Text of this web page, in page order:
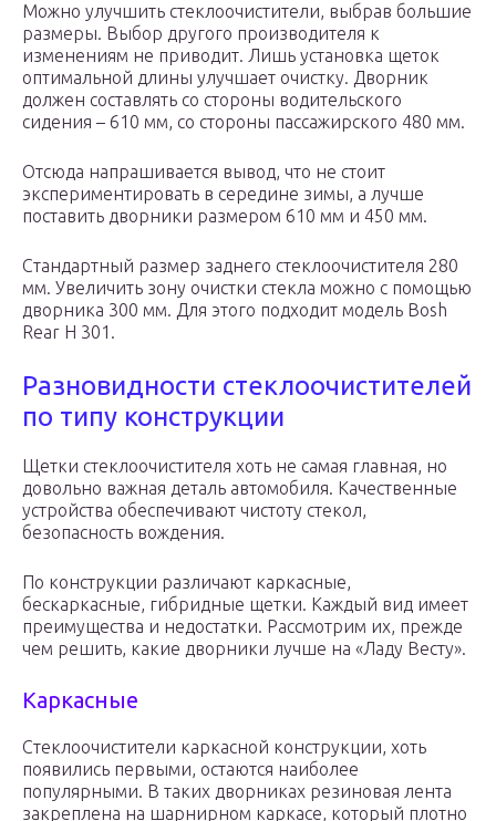
Можно улучшить стеклоочистители, выбрав большие
размеры. Выбор другого производителя к
изменениям не приводит. Лишь установка щеток
оптимальной длины улучшает очистку. Дворник
должен составлять со стороны водительского
сидения – 610 мм, со стороны пассажирского 480 мм.
Отсюда напрашивается вывод, что не стоит
экспериментировать в середине зимы, а лучше
поставить дворники размером 610 мм и 450 мм.
Стандартный размер заднего стеклоочистителя 280
мм. Увеличить зону очистки стекла можно с помощью
дворника 300 мм. Для этого подходит модель Bosh
Rear H 301.
Разновидности стеклоочистителей
по типу конструкции
Щетки стеклоочистителя хоть не самая главная, но
довольно важная деталь автомобиля. Качественные
устройства обеспечивают чистоту стекол,
безопасность вождения.
По конструкции различают каркасные,
бескаркасные, гибридные щетки. Каждый вид имеет
преимущества и недостатки. Рассмотрим их, прежде
чем решить, какие дворники лучше на «Ладу Весту».
Каркасные
Стеклоочистители каркасной конструкции, хоть
появились первыми, остаются наиболее
популярными. В таких дворниках резиновая лента
закреплена на шарнирном каркасе, который плотно